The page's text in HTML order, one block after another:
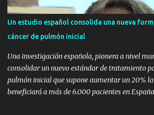
Eugenia Silva, Sandra Gago, Helene y Martina
Oriol Elcacho, Davinia Pelegrí, Lucía Losada,
Paramio e Inés de Cominges, entre otras,
velada única y llena de sorpresas. Stella del
Diamonds, las piezas más icónicas en las que el
Un estudio español consolida una nueva
cáncer de pulmón inicial
Una investigación española, pionera a nivel
consolidar un nuevo estándar de tratamiento
pulmón inicial que supone aumentar un 20%
beneficiará a más de 6.000 pacientes en